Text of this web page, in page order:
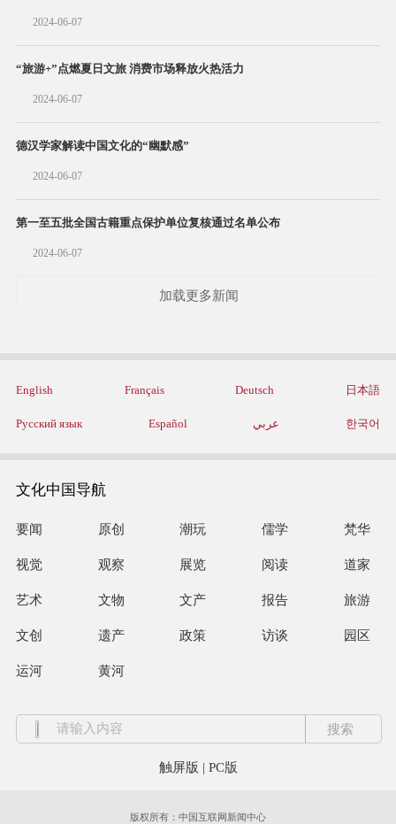
2024-06-07
“旅游+”点燃夏日文旅 消费市场释放火热活力
2024-06-07
德汉学家解读中国文化的“幽默感”
2024-06-07
第一至五批全国古籍重点保护单位复核通过名单公布
2024-06-07
加载更多新闻
English Français Deutsch 日本語
Русский язык Español عربي 한국어
文化中国导航
要闻 原创 潮玩 儒学 梵华
视觉 观察 展览 阅读 道家
艺术 文物 文产 报告 旅游
文创 遗产 政策 访谈 园区
运河 黄河
触屏版 | PC版
版权所有：中国互联网新闻中心